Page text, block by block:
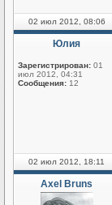
02 июл 2012, 08:06
Юлия
Зарегистрирован: 01
июл 2012, 04:31
Сообщения: 12
02 июл 2012, 18:11
Axel Bruns